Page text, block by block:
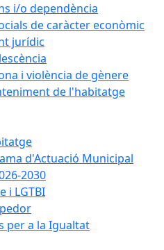
i/o dependència
de caràcter econòmic
jurídic
i violència de gènere
de l'habitatge
d'Actuació Municipal
2030
i LGTBI
per a la Igualtat